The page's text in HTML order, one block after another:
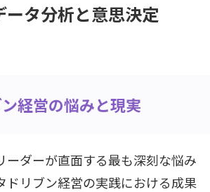
ータ分析と意思決定
経営の悩みと現実
ーダーが直面する最も深刻な悩み
ドリブン経営の実践における成果